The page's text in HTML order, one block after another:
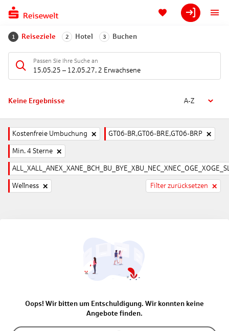
1 Reiseziele 2 Hotel 3 Buchen
Passen Sie Ihre Suche an
15.05.25 – 12.05.27, 2 Erwachsene
Keine Ergebnisse A-Z
Kostenfreie Umbuchung GT06-BR,GT06-BRE,GT06-BRP
Min. 4 Sterne
Wellness Filter zurücksetzen
Oops! Wir bitten um Entschuldigung. Wir konnten keine
Angebote finden.